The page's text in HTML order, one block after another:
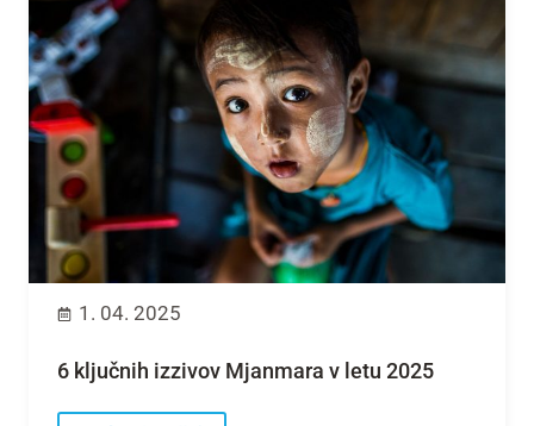
1. 04. 2025
6 ključnih izzivov Mjanmara v letu 2025